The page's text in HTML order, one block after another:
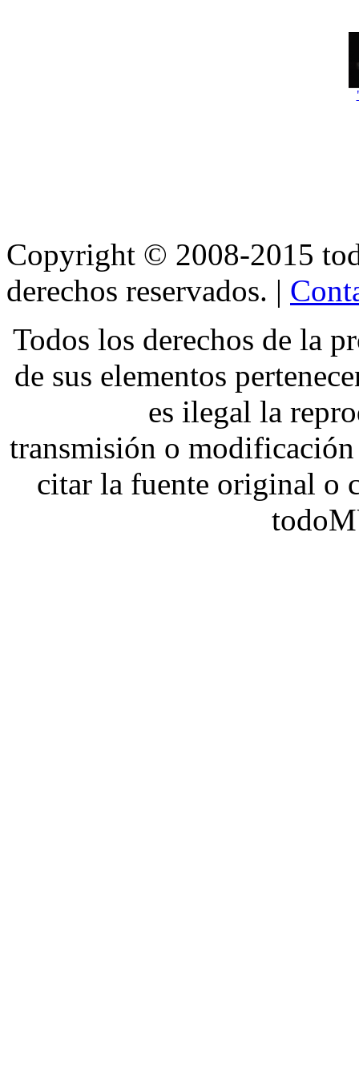
Copyright © 2008-2015
derechos reservados. |
Todos los derechos de la
de sus elementos
es ilegal la
transmisión o
citar la fuente original o